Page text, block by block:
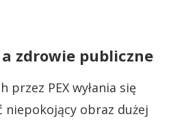
zdrowie publiczne
przez PEX wyłania się
niepokojący obraz dużej